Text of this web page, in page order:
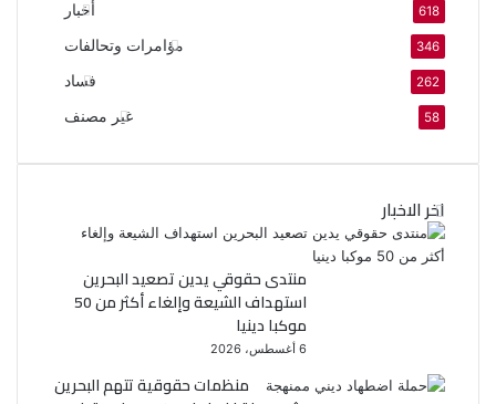
أخبار 618
مؤامرات وتحالفات 346
فساد 262
غير مصنف 58
اخر الاخبار
منتدى حقوقي يدين تصعيد البحرين
استهداف الشيعة وإلغاء أكثر من 50
موكبا دينيا
6 أغسطس، 2026
منظمات حقوقية تتهم البحرين